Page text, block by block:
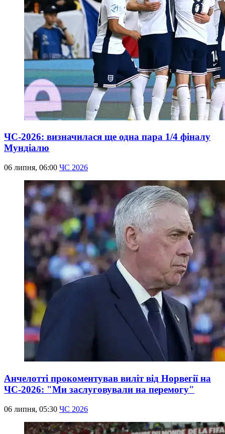
ЧС-2026: визначилася ще одна пара 1/4 фіналу
Мундіалю
06 липня, 06:00 ЧС 2026
Анчелотті прокоментував виліт від Норвегії на
ЧС-2026: "Ми заслуговували на перемогу"
06 липня, 05:30 ЧС 2026